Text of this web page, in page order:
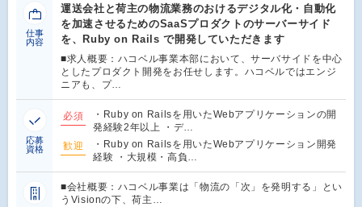
仕事
内容
運送会社と荷主の物流業務のおけるデジタル化・自動化
を加速させるためのSaaSプロダクトのサーバーサイド
を、Ruby on Rails で開発していただきます
■求人概要：ハコベル事業本部において、サーバサイドを中心
としたプロダクト開発をお任せします。ハコベルではエンジ
ニアも、プ…
応募
資格
必須
・Ruby on Railsを用いたWebアプリケーションの開
発経験2年以上 ・デ…
歓迎
・Ruby on Railsを用いたWebアプリケーション開発
経験 ・大規模・高負…
■会社概要：ハコベル事業は「物流の「次」を発明する」とい
うVisionの下、荷主…